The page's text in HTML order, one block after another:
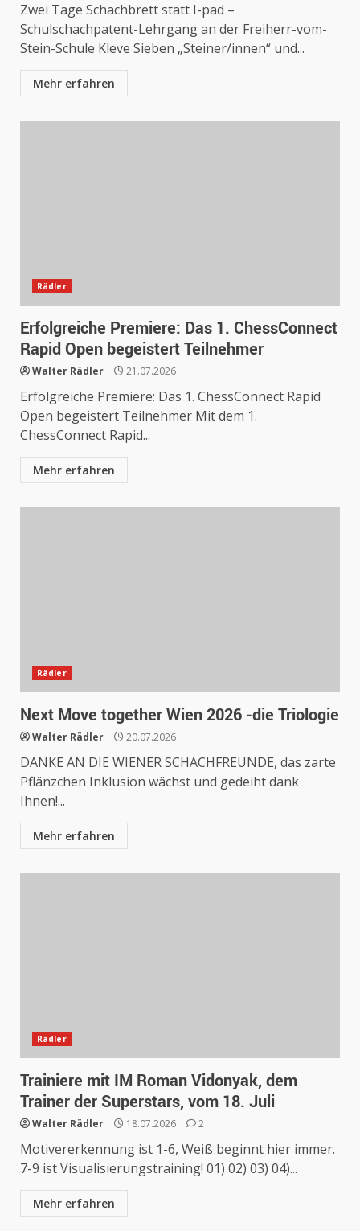
Zwei Tage Schachbrett statt I-pad –
Schulschachpatent-Lehrgang an der Freiherr-vom-
Stein-Schule Kleve Sieben „Steiner/innen“ und...
Mehr erfahren
Rädler
Erfolgreiche Premiere: Das 1. ChessConnect
Rapid Open begeistert Teilnehmer
Walter Rädler 21.07.2026
Erfolgreiche Premiere: Das 1. ChessConnect Rapid
Open begeistert Teilnehmer Mit dem 1.
ChessConnect Rapid...
Mehr erfahren
Rädler
Next Move together Wien 2026 -die Triologie
Walter Rädler 20.07.2026
DANKE AN DIE WIENER SCHACHFREUNDE, das zarte
Pflänzchen Inklusion wächst und gedeiht dank
Ihnen!...
Mehr erfahren
Rädler
Trainiere mit IM Roman Vidonyak, dem
Trainer der Superstars, vom 18. Juli
Walter Rädler 18.07.2026 2
Motivererkennung ist 1-6, Weiß beginnt hier immer.
7-9 ist Visualisierungstraining! 01) 02) 03) 04)...
Mehr erfahren